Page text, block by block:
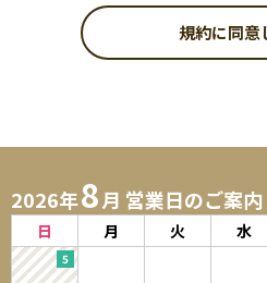
第1条 会員登録
が必要になります。
1．入会費・年会費は無料です。
2．会員登録及び、購入手続きをもって
3．登録手続きの際は、予め注意事項を
をご入力ください。
規約に同意
2026年8月 営業日のご案内
日 月 火 水